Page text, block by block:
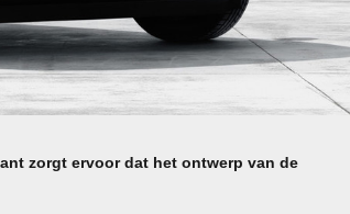
zorgt ervoor dat het ontwerp van de